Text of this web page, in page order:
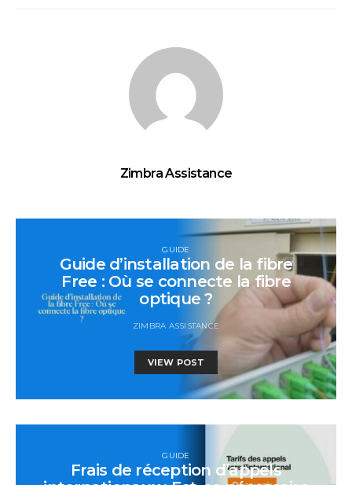
Zimbra Assistance
GUIDE
Guide d’installation de la fibre
Free : Où se connecte la fibre
optique ?
ZIMBRA ASSISTANCE
VIEW POST
GUIDE
Frais de réception d’appels